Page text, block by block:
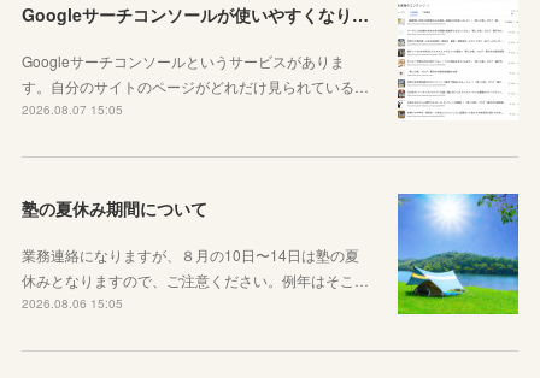
Googleサーチコンソールが使いやすくなりました！YouTubeも見れるように！
Googleサーチコンソールというサービスがありま
す。自分のサイトのページがどれだけ見られている…
2026.08.07 15:05
塾の夏休み期間について
業務連絡になりますが、８月の10日〜14日は塾の夏
休みとなりますので、ご注意ください。例年はそこ…
2026.08.06 15:05